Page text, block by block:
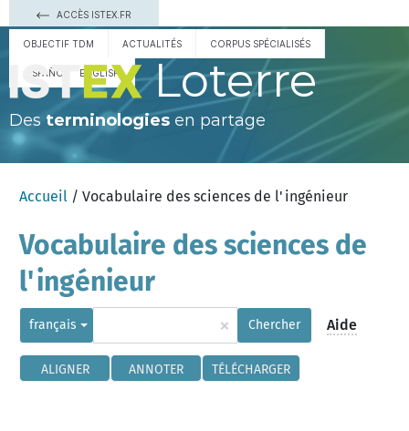
ACCÈS ISTEX.FR
OBJECTIF TDM ACTUALITÉS CORPUS SPÉCIALISÉS
ESPAÑOL ENGLISH Loterre
Des terminologies en partage
Accueil / Vocabulaire des sciences de l'ingénieur
Vocabulaire des sciences de
l'ingénieur
français × Chercher Aide
ALIGNER ANNOTER TÉLÉCHARGER